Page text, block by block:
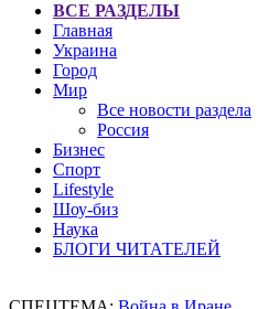
ВСЕ РАЗДЕЛЫ
Главная
Украина
Город
Мир
Все новости раздела
Россия
Бизнес
Спорт
Lifestyle
Шоу-биз
Наука
БЛОГИ ЧИТАТЕЛЕЙ